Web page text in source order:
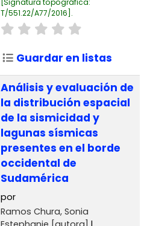
Signatura topográfica:
T/551.22/A77/2016 .
Guardar en listas
Análisis y evaluación de
la distribución espacial
de la sismicidad y
lagunas sísmicas
presentes en el borde
occidental de
Sudamérica
por
Ramos Chura, Sonia